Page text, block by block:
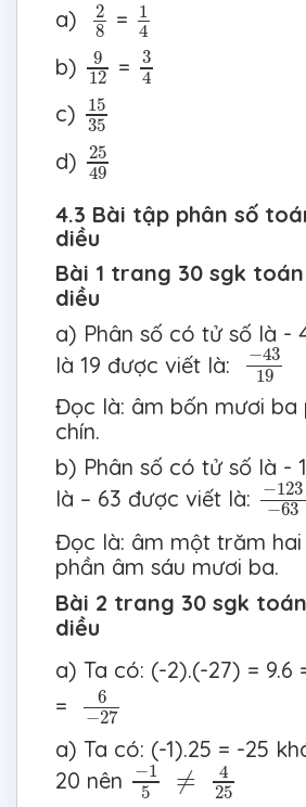
a)
2
8
= 1
4
b)
9
12
912
= 3
4
34
c)
15
35
1535
d)
25
49
25
4.3 Bài tập phân số
diều
Bài 1 trang 30 sgk
diều
a) Phân số có tử số là -
là 19 được viết là:
−43
19
− 4319
Đọc là: âm bốn mươi ba
chín.
b) Phân số có tử số là -
là – 63 được viết là:
−123
−63
−123−
Đọc là: âm một trăm
phần âm sáu mươi ba.
Bài 2 trang 30 sgk
diều
a) Ta có: (-2).(-27) = 9.6
=
6
−27
−27
a) Ta có: (-1).25 = -25
20 nên
−1
5
−1 5
≠
≠
4
25
425